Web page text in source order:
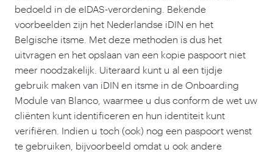
bedoeld in de eIDAS-verordening. Bekende
voorbeelden zijn het Nederlandse iDIN en het
Belgische itsme. Met deze methoden is dus het
uitvragen en het opslaan van een kopie paspoort niet
meer noodzakelijk. Uiteraard kunt u al een tijdje
gebruik maken van iDIN en itsme in de Onboarding
Module van Blanco, waarmee u dus conform de wet uw
cliënten kunt identificeren en hun identiteit kunt
verifiëren. Indien u toch (ook) nog een paspoort wenst
te gebruiken, bijvoorbeeld omdat u ook andere